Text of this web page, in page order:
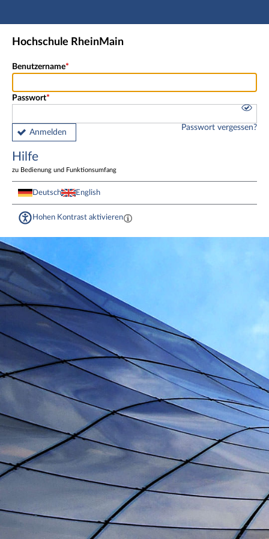
Hauptnavigation
Fußzeile
Hochschule RheinMain
Benutzername
Passwort
Anmelden
Passwort vergessen?
Hilfe
zu Bedienung und Funktionsumfang
Deutsch English
Hohen Kontrast aktivieren